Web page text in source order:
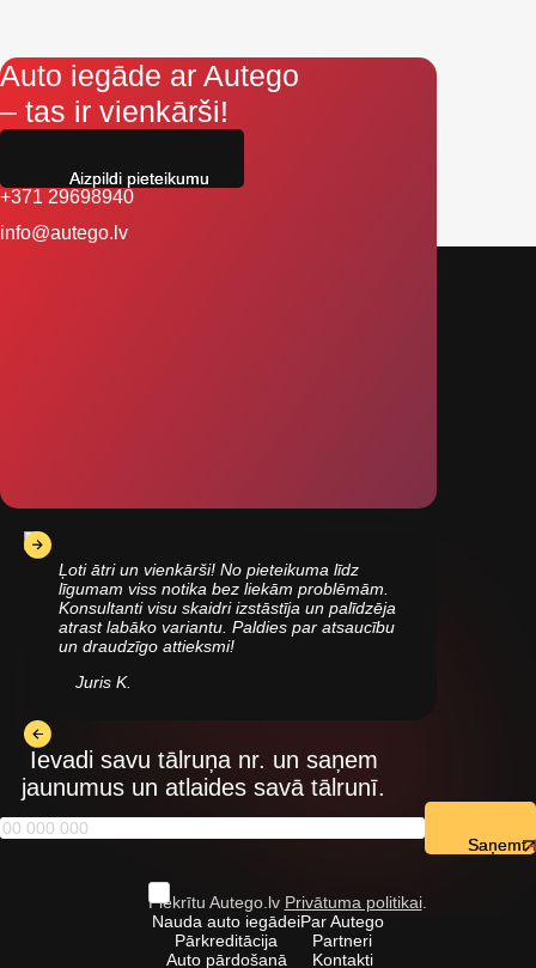
Auto iegāde ar Autego
– tas ir vienkārši!
+371 29698940
info@autego.lv
Ļoti ātri un vienkārši! No pieteikuma līdz
līgumam viss notika bez liekām problēmām.
Konsultanti visu skaidri izstāstīja un palīdzēja
atrast labāko variantu. Paldies par atsaucību
un draudzīgo attieksmi!
Juris K.
Ievadi savu tālruņa nr. un saņem
jaunumus un atlaides savā tālrunī.
Piekrītu Autego.lv Privātuma politikai.
Nauda auto iegādei
Pārkreditācija
Auto pārdošanā
Par Autego
Partneri
Kontakti